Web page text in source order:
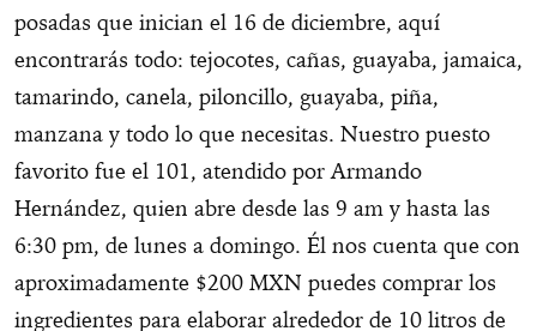
posadas que inician el 16 de diciembre, aquí
encontrarás todo: tejocotes, cañas, guayaba, jamaica,
tamarindo, canela, piloncillo, guayaba, piña,
manzana y todo lo que necesitas. Nuestro puesto
favorito fue el 101, atendido por Armando
Hernández, quien abre desde las 9 am y hasta las
6:30 pm, de lunes a domingo. Él nos cuenta que con
aproximadamente $200 MXN puedes comprar los
ingredientes para elaborar alrededor de 10 litros de